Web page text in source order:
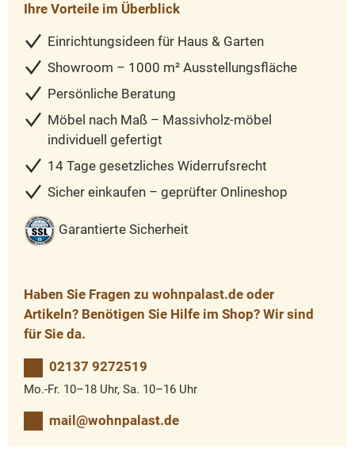
Ihre Vorteile im Überblick
Einrichtungsideen für Haus & Garten
Showroom – 1000 m² Ausstellungsfläche
Persönliche Beratung
Möbel nach Maß – Massivholz-möbel
individuell gefertigt
14 Tage gesetzliches Widerrufsrecht
Sicher einkaufen – geprüfter Onlineshop
Garantierte Sicherheit
Haben Sie Fragen zu wohnpalast.de oder
Artikeln? Benötigen Sie Hilfe im Shop? Wir sind
für Sie da.
02137 9272519
Mo.-Fr. 10–18 Uhr, Sa. 10–16 Uhr
mail@wohnpalast.de